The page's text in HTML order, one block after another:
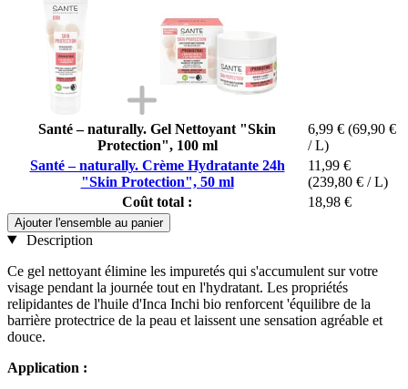
Santé – naturally. Gel Nettoyant "Skin
Protection", 100 ml
6,99 € (69,90 €
/ L)
Santé – naturally. Crème Hydratante 24h
"Skin Protection", 50 ml
11,99 €
(239,80 € / L)
Coût total :
18,98 €
Ajouter l'ensemble au panier
Description
Ce gel nettoyant élimine les impuretés qui s'accumulent sur votre
visage pendant la journée tout en l'hydratant. Les propriétés
relipidantes de l'huile d'Inca Inchi bio renforcent 'équilibre de la
barrière protectrice de la peau et laissent une sensation agréable et
douce.
Application :